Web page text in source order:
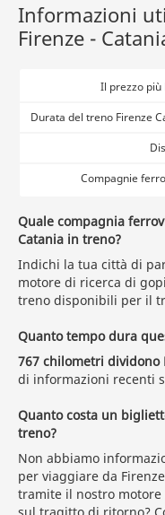
Informazioni
Firenze -
Il prezzo più
Durata del treno Firenze
Compagnie
Quale compagnia
Catania in treno?
Indichi la tua città di
motore di ricerca di
treno disponibili per il
Quanto tempo dura
767 chilometri dividono
di informazioni recenti
Quanto costa un
treno?
Non abbiamo
per viaggiare da
tramite il nostro